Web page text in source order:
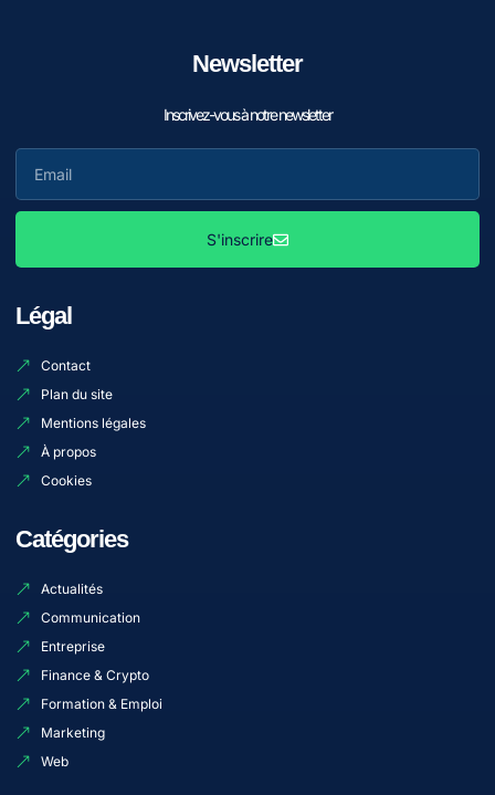
Newsletter
Inscrivez-vous à notre newsletter
S'inscrire
Légal
Contact
Plan du site
Mentions légales
À propos
Cookies
Catégories
Actualités
Communication
Entreprise
Finance & Crypto
Formation & Emploi
Marketing
Web